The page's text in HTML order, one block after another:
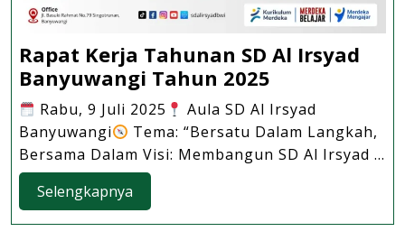
Rapat Kerja Tahunan SD Al Irsyad
Banyuwangi Tahun 2025
Kerja
Tahunan
SD
Banyuwangi
Rabu, 9 Juli 2025
Aula SD Al Irsyad
Banyuwangi
Tema: “Bersatu Dalam Langkah,
Bersama Dalam Visi: Membangun SD Al Irsyad ...
Selengkapnya